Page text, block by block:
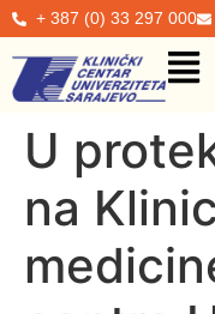
+ 387 (0) 33 297 000
U
na